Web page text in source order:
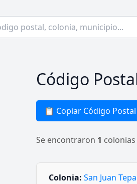
Código
📋 Copiar Código Postal
Se encontraron 1
Colonia: San Juan